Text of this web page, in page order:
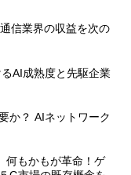
信業界の収益を次の
AI成熟度と先駆企業
か？ AIネットワーク
何もかもが革命！ゲ